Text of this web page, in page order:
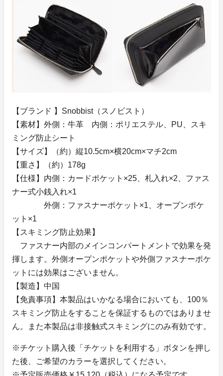
【ブランド 】Snobbist（スノビスト）
【素材】外側：牛革 内側：ポリエステル、PU、スキ
ミング防止シート
【サイズ】（約）縦10.5cm×横20cm×マチ2cm
【重さ】（約）178g
【仕様】内側：カードポケット×25、札入れ×2、ファス
ナー式小銭入れ×1
外側：ファスナーポケット×1、オープンポケ
ット×1
【スキミング防止効果】
ファスナー内部のメインコンパートメントで効果を発
揮します。外側オープンポケットや外側ファスナーポケ
ットには効果はございません。
【製造】中国
【免責事項】本製品はいかなる場合においても、100％
スキミング防止をすることを保証するものではありませ
ん。また本製品は非接触式スキミングにのみ有効です。
※チケット購入後「チケットを利用する」ボタンを押し
た後、ご希望のカラーを選択してください。